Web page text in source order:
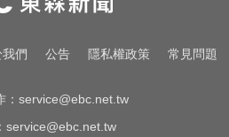
台
響？醫揭1習慣 恐
我們 公告 隱私權政策 常見問題
service@ebc.net.tw
service@ebc.net.tw